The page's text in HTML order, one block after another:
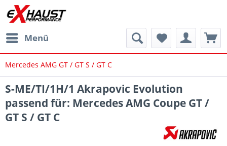
Menü
Mercedes AMG GT / GT S / GT C
S-ME/TI/1H/1 Akrapovic Evolution
passend für: Mercedes AMG Coupe GT /
GT S / GT C